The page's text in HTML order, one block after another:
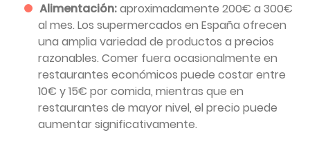
Alimentación:aproximadamente 200€ a 300€
al mes. Los supermercados en España ofrecen
una amplia variedad de productos a precios
razonables. Comer fuera ocasionalmente en
restaurantes económicos puede costar entre
10€ y 15€ por comida, mientras que en
restaurantes de mayor nivel, el precio puede
aumentar significativamente.